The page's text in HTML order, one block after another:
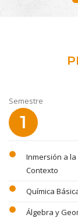
Semestre
1
circle
Inmersión a
Contexto
circle Química
circle Álgebra y